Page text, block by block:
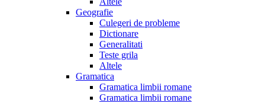
Geografie
Culegeri de probleme
Dictionare
Generalitati
Teste grila
Altele
Gramatica
Gramatica limbii romane
Gramatica limbii romane